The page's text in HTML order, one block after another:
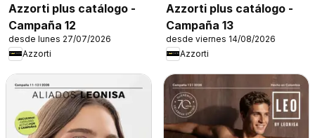
Azzorti plus catálogo -
Campaña 12
desde lunes 27/07/2026
Azzorti
Azzorti plus catálogo -
Campaña 13
desde viernes 14/08/2026
Azzorti